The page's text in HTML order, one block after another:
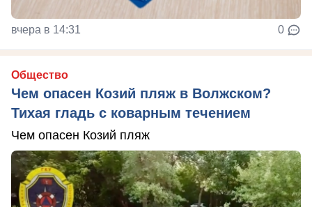
вчера в 14:31 0
Общество
Чем опасен Козий пляж в Волжском?
Тихая гладь с коварным течением
Чем опасен Козий пляж